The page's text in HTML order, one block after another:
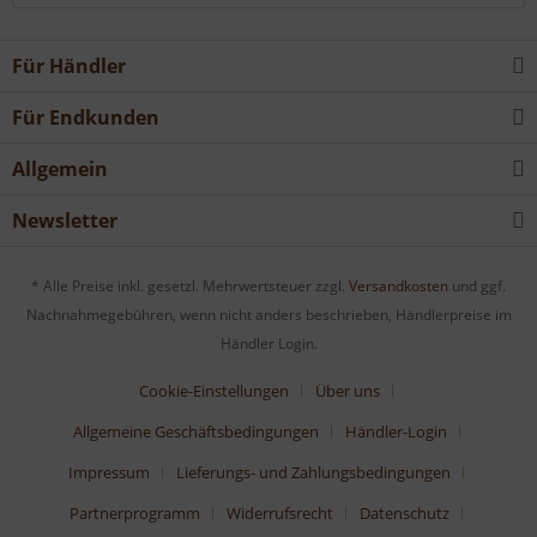
Für Händler
Für Endkunden
Allgemein
Newsletter
* Alle Preise inkl. gesetzl. Mehrwertsteuer zzgl. Versandkosten und ggf.
Nachnahmegebühren, wenn nicht anders beschrieben, Händlerpreise im
Händler Login.
Cookie-Einstellungen
Über uns
Allgemeine Geschäftsbedingungen
Händler-Login
Impressum
Lieferungs- und Zahlungsbedingungen
Partnerprogramm
Widerrufsrecht Datenschutz